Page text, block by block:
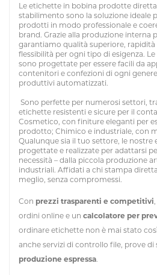
Le etichette in bobina prodotte
stabilimento sono la soluzione ideale
prodotti in modo professionale e
brand. Grazie alla produzione interna
garantiamo qualità superiore, rapidità
flessibilità per ogni tipo di esigenza.
sono progettate per essere facili da
contenitori e confezioni di ogni
produttivi automatizzati.
Sono perfette per numerosi settori,
etichette resistenti e sicure per il
Cosmetico, con finiture eleganti per
prodotto; Chimico e industriale, con
Qualunque sia il tuo settore, le nostre
progettate e realizzate per adattarsi
necessità – dalla piccola produzione
industriali. Affidati a chi stampa
meglio, senza compromessi.
Con prezzi trasparenti e competitivi
ordini online e un calcolatore per
ordinare etichette non è mai stato
anche servizi di controllo file, prove di
produzione espressa